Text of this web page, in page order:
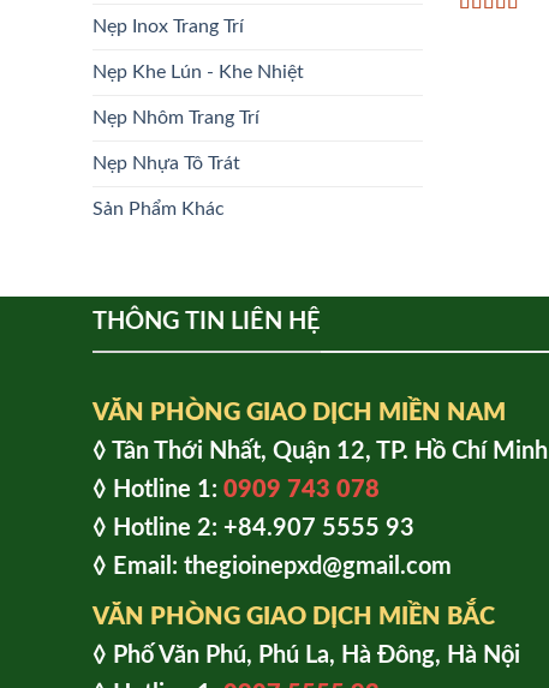
Nẹp Inox Trang Trí
Nẹp Khe Lún - Khe Nhiệt
Nẹp Nhôm Trang Trí
Nẹp Nhựa Tô Trát
Sản Phẩm Khác
THÔNG TIN LIÊN HỆ
VĂN PHÒNG GIAO DỊCH MIỀN NAM
◊ Tân Thới Nhất, Quận 12, TP. Hồ Chí Minh
◊ Hotline 1: 0909 743 078
◊ Hotline 2: +84.907 5555 93
◊ Email: thegioinepxd@gmail.com
VĂN PHÒNG GIAO DỊCH MIỀN BẮC
◊ Phố Văn Phú, Phú La, Hà Đông, Hà Nội